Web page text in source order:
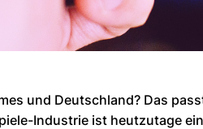
und Deutschland? Das
Industrie ist heutzutage